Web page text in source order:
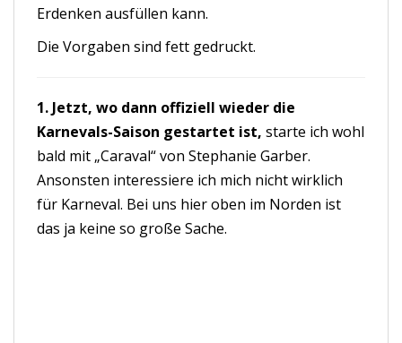
Erdenken ausfüllen kann.
Die Vorgaben sind fett gedruckt.
1. Jetzt, wo dann offiziell wieder die
Karnevals-Saison gestartet ist, starte ich wohl
bald mit „Caraval“ von Stephanie Garber.
Ansonsten interessiere ich mich nicht wirklich
für Karneval. Bei uns hier oben im Norden ist
das ja keine so große Sache.